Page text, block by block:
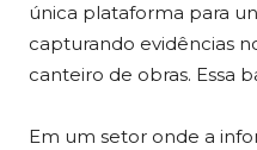
única plataforma para
capturando evidências
canteiro de obras. Essa
Em um setor onde a